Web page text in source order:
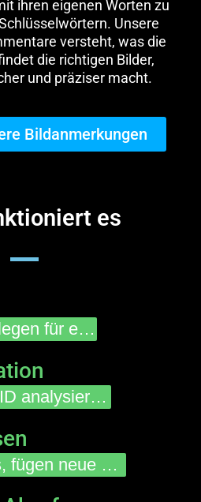
ihren eigenen Worten zu
Unsere
versteht, was die
die richtigen Bilder,
und präziser macht.
Bildanmerkungen
es
Ziehen und Ablegen für einzelne Bilder oder Stapel-Upload für größere Sammlungen.
Die KI von TagID analysiert jedes Foto und generiert sofort Tags und Beschriftungen.
Bearbeite Tags, fügen neue hinzu oder passie sie mit einem voreingestelltes Wörterbuch an.